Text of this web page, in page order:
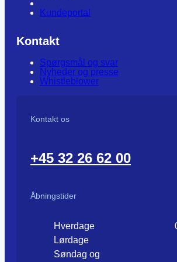
Kundeportal
Kontakt
Spørgsmål og svar
Nyheder og presse
Whistleblower
Kontakt os
+45 32 26 62 00
Åbningstider
Hverdage
Lørdage
Søndag og